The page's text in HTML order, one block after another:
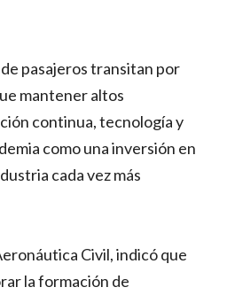
pasajeros transitan por
mantener altos
continua, tecnología y
como una inversión en
cada vez más
Civil, indicó que
la formación de